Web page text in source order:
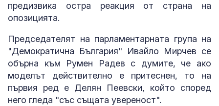
предизвика остра реакция от страна на
опозицията.
Председателят на парламентарната група на
"Демократична България" Ивайло Мирчев се
обърна към Румен Радев с думите, че ако
моделът действително е притеснен, то на
първия ред е Делян Пеевски, който според
него гледа "със същата увереност".